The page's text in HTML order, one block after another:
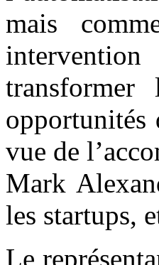
mais
opportunités
vue de
Mark
les startups,
‎‎Le